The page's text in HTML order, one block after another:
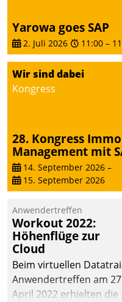
Yarowa goes SAP
2. Juli 2026 11:00 –
Wir sind dabei
Kongress
28. Kongress
Management mit
14. September 2026 –
15. September 2026
Anwendertreffen
Workout 2022:
Höhenflüge zur
Cloud
Beim virtuellen
Anwendertreffen am
April 2022 erhielten die